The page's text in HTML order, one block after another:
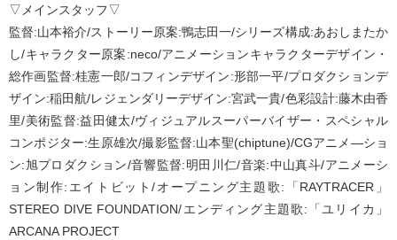
▽メインスタッフ▽
監督:山本裕介/ストーリー原案:鴨志田一/シリーズ構成:あおしまたか
し/キャラクター原案:neco/アニメーションキャラクターデザイン・
総作画監督:桂憲一郎/コフィンデザイン:形部一平/プロダクションデ
ザイン:稲田航/レジェンダリーデザイン:宮武一貴/色彩設計:藤木由香
里/美術監督:益田健太/ヴィジュアルスーパーバイザー・スペシャル
コンポジター:生原雄次/撮影監督:山本聖(chiptune)/CGアニメ―ショ
ン:旭プロダクション/音響監督:明田川仁/音楽:中山真斗/アニメーシ
ョン制作:エイトビット/オープニング主題歌:「RAYTRACER」
STEREO DIVE FOUNDATION/エンディング主題歌:「ユリイカ」
ARCANA PROJECT